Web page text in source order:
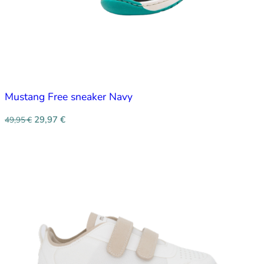
Mustang Free sneaker Navy
49,95€ 29,97 €